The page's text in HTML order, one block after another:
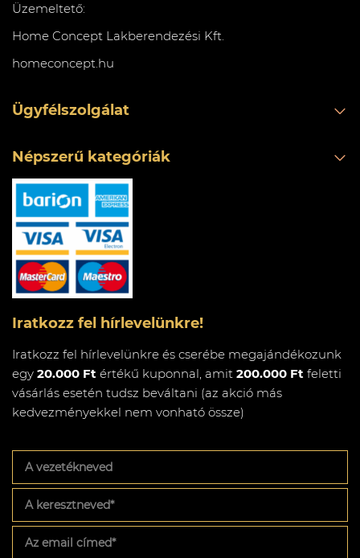
Üzemeltető:
Home Concept Lakberendezési Kft.
homeconcept.hu
Ügyfélszolgálat
Népszerű kategóriák
Iratkozz fel hírlevelünkre!
Iratkozz fel hírlevelünkre és cserébe megajándékozunk
egy 20.000 Ft értékű kuponnal, amit 200.000 Ft feletti
vásárlás esetén tudsz beváltani (az akció más
kedvezményekkel nem vonható össze)
vezetékneved
keresztneved*
email